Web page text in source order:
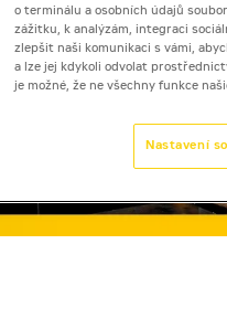
o terminálu a osobních údajů
zážitku, k analýzám, integraci
zlepšit naši komunikaci s vámi,
a lze jej kdykoli odvolat
je možné, že ne všechny funkce
Nastavení